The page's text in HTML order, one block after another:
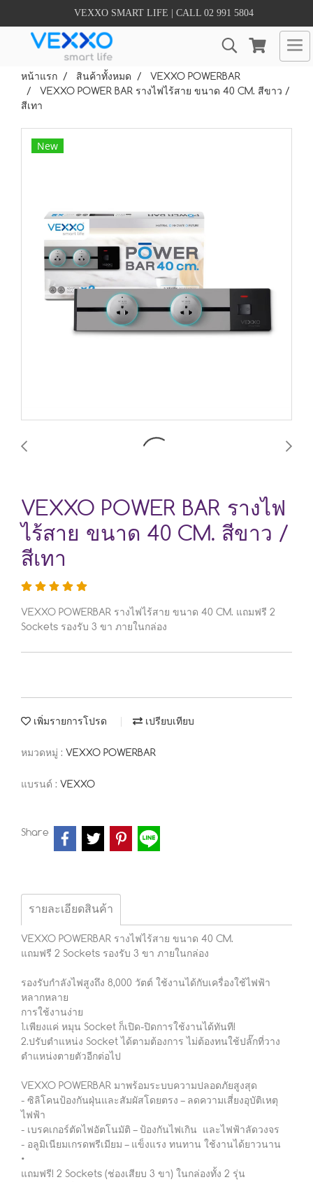
VEXXO SMART LIFE | CALL 02 991 5804
หน้าแรก สินค้าทั้งหมด
VEXXO POWERBAR
VEXXO POWER BAR รางไฟไร้สาย ขนาด 40 CM. สีขาว /
สีเทา
New
VEXXO POWER BAR รางไฟ
ไร้สาย ขนาด 40 CM. สีขาว /
สีเทา
VEXXO POWERBAR รางไฟไร้สาย ขนาด 40 CM. แถมฟรี 2
Sockets รองรับ 3 ขา ภายในกล่อง
เพิ่มรายการโปรด เปรียบเทียบ
หมวดหมู่ : VEXXO POWERBAR
แบรนด์ : VEXXO
Share
รายละเอียดสินค้า
VEXXO POWERBAR รางไฟไร้สาย ขนาด 40 CM.
แถมฟรี 2 Sockets รองรับ 3 ขา ภายในกล่อง
รองรับกำลังไฟสูงถึง 8,000 วัตต์ ใช้งานได้กับเครื่องใช้ไฟฟ้า
หลากหลาย
การใช้งานง่าย
1.เพียงแค่ หมุน Socket ก็เปิด-ปิดการใช้งานได้ทันที!
2.ปรับตำแหน่ง Socket ได้ตามต้องการ ไม่ต้องทนใช้ปลั๊กที่วาง
ตำแหน่งตายตัวอีกต่อไป
VEXXO POWERBAR มาพร้อมระบบความปลอดภัยสูงสุด
- ซิลิโคนป้องกันฝุ่นและสัมผัสโดยตรง – ลดความเสี่ยงอุบัติเหตุ
ไฟฟ้า
- เบรคเกอร์ตัดไฟอัตโนมัติ – ป้องกันไฟเกิน และไฟฟ้าลัดวงจร
- อลูมิเนียมเกรดพรีเมียม – แข็งแรง ทนทาน ใช้งานได้ยาวนาน
•
แถมฟรี! 2 Sockets (ช่องเสียบ 3 ขา) ในกล่องทั้ง 2 รุ่น